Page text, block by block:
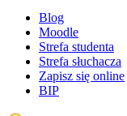
Blog
Moodle
Strefa studenta
Strefa słuchacza
Zapisz się online
BIP